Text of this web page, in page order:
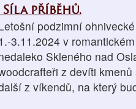
příběhů.
podzimní
3.11.2024 v
Skleného nad
z devíti
z víkendů, na který